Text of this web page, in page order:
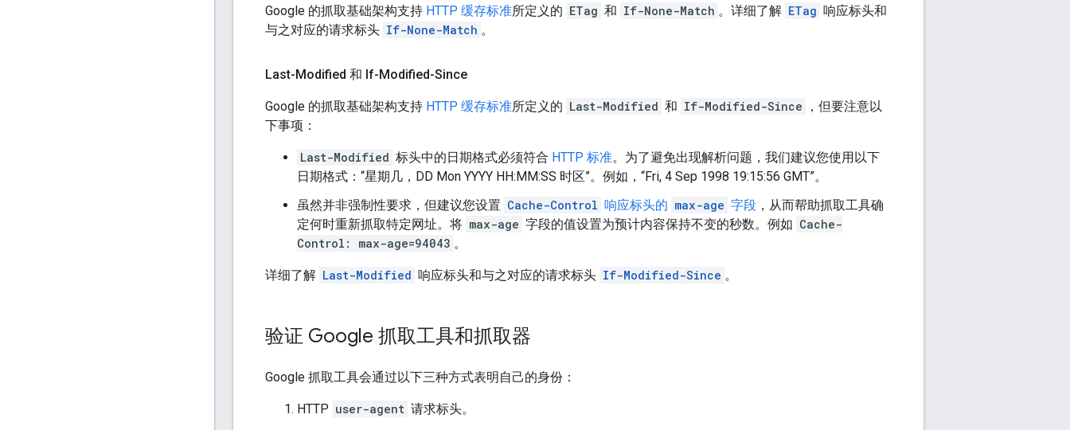
Google 的抓取基础架构支持 HTTP 缓存标准所定义的 ETag 和 If-None-Match 。详细了解 ETag 响应标头和
与之对应的请求标头 If-None-Match 。
Last-Modified 和 If-Modified-Since
Google 的抓取基础架构支持 HTTP 缓存标准所定义的 Last-Modified 和 If-Modified-Since
，但要注意以
下事项：
Last-Modified 标头中的日期格式必须符合 HTTP 标准。为了避免出现解析问题，我们建议您使用以下
日期格式：“星期几， DD Mon YYYY HH:MM:SS 时区”。例如，“Fri, 4 Sep 1998 19:15:56 GMT”。
虽然并非强制性要求，但建议您设置 Cache-Control 响应标头的 max-age 字段 ，从而帮助抓取工具确
定何时重新抓取特定网址。将 max-age 字段的值设置为预计内容保持不变的秒数。例如 Cache-
Control: max-age=94043 。
详细了解 Last-Modified 响应标头和与之对应的请求标头 If-Modified-Since 。
验证 Google 抓取工具和抓取器
Google 抓取工具会通过以下三种方式表明自己的身份：
HTTP user-agent 请求标头。